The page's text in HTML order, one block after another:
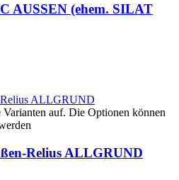
AUSSEN (ehem. SILAT
auf. Die Optionen können
Relius ALLGRUND